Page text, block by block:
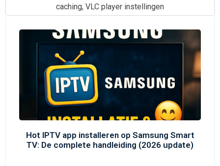
caching, VLC player instellingen
Hot IPTV app installeren op Samsung Smart
TV: De complete handleiding (2026 update)